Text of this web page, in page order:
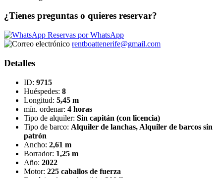
¿Tienes preguntas o quieres reservar?
Reservas por WhatsApp
rentboattenerife@gmail.com
Detalles
ID: 9715
Huéspedes: 8
Longitud: 5,45 m
mín. ordenar: 4 horas
Tipo de alquiler: Sin capitán (con licencia)
Tipo de barco: Alquiler de lanchas, Alquiler de barcos sin
patrón
Ancho: 2,61 m
Borrador: 1,25 m
Año: 2022
Motor: 225 caballos de fuerza